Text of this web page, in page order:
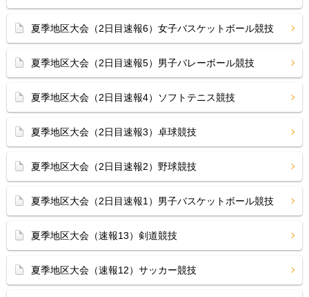
夏季地区大会（2日目速報6）女子バスケットボール競技
夏季地区大会（2日目速報5）男子バレーボール競技
夏季地区大会（2日目速報4）ソフトテニス競技
夏季地区大会（2日目速報3）卓球競技
夏季地区大会（2日目速報2）野球競技
夏季地区大会（2日目速報1）男子バスケットボール競技
夏季地区大会（速報13）剣道競技
夏季地区大会（速報12）サッカー競技